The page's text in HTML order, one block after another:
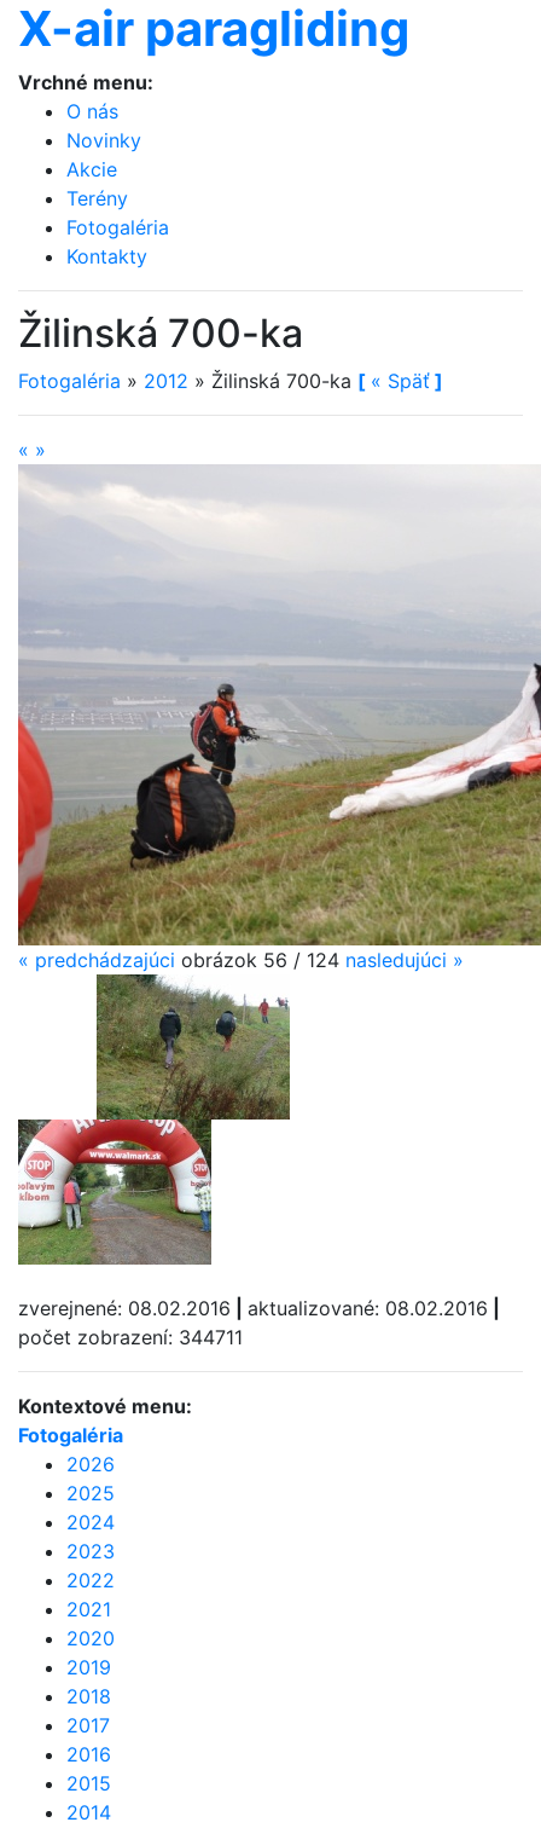
X-air paragliding
Vrchné menu:
O nás
Novinky
Akcie
Terény
Fotogaléria
Kontakty
Žilinská 700-ka
Fotogaléria » 2012 » Žilinská 700-ka [ « Späť ]
« »
« predchádzajúci obrázok 56 / 124 nasledujúci »
zverejnené: 08.02.2016 aktualizované: 08.02.2016
počet zobrazení: 344711
Kontextové menu:
Fotogaléria
2026
2025
2024
2023
2022
2021
2020
2019
2018
2017
2016
2015
2014